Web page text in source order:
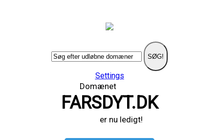
SØG!
Settings
Domænet
FARSDYT.DK
er nu ledigt!